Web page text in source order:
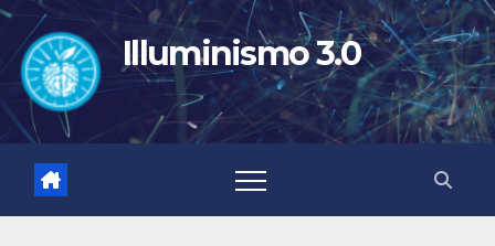
Salta
contenuto
Illuminismo 3.0